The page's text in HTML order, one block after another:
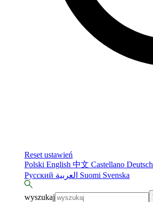
Reset ustawień
Polski English 中文 Castellano Deutsch
Русский
Suomi Svenska
wyszukaj